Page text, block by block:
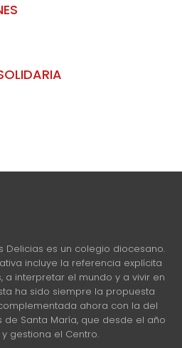
Delicias es un colegio diocesano.
incluye la referencia explícita
a interpretar el mundo y a vivir en
ha sido siempre la propuesta
ahora con la del
de Santa María, que desde el año
gestiona el Centro.